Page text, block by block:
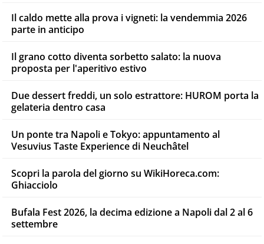
Il caldo mette alla prova i vigneti: la vendemmia 2026
parte in anticipo
Il grano cotto diventa sorbetto salato: la nuova
proposta per l'aperitivo estivo
Due dessert freddi, un solo estrattore: HUROM porta la
gelateria dentro casa
Un ponte tra Napoli e Tokyo: appuntamento al
Vesuvius Taste Experience di Neuchâtel
Scopri la parola del giorno su WikiHoreca.com:
Ghiacciolo
Bufala Fest 2026, la decima edizione a Napoli dal 2 al 6
settembre